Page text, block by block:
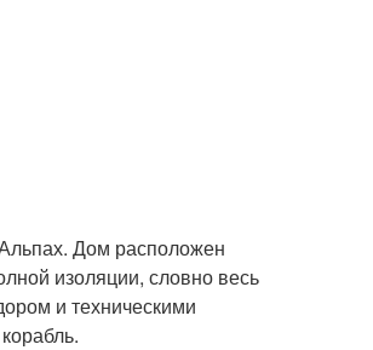
Дом расположен
изоляции, словно весь
и техническими